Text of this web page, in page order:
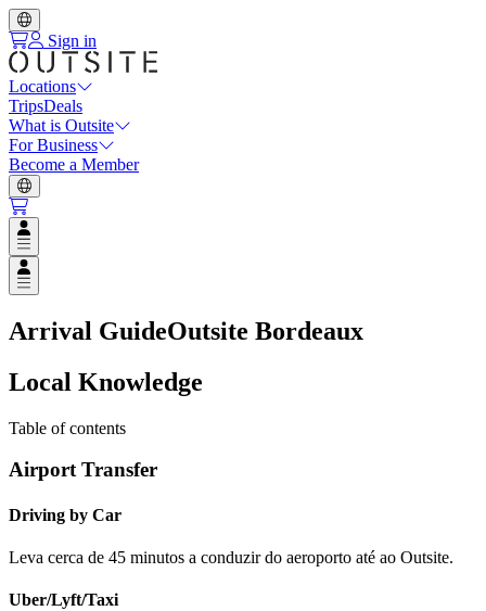
Sign in
Locations
TripsDeals
What is Outsite
For Business
Become a Member
Open user menu
Open user menu
Arrival GuideOutsite Bordeaux
Local Knowledge
Table of contents
Airport Transfer
Driving by Car
Leva cerca de 45 minutos a conduzir do aeroporto até ao Outsite.
Uber/Lyft/Taxi